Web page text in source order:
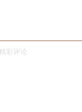
彩评论